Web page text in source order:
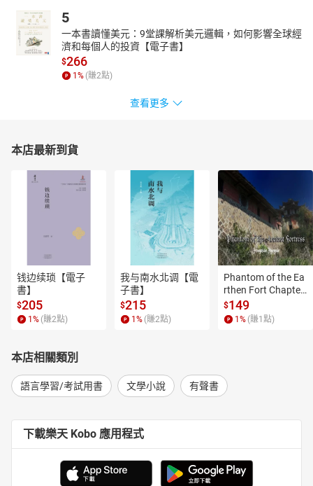
5
一本書讀懂美元：9堂課解析美元邏輯，如何影響全球經
濟和每個人的投資【電子書】
$266
1% (賺2點)
查看更多
本店最新到貨
钱边续琐【電子
書】
$205
1 % (賺2點)
我与南水北调【電
子書】
$215
1 % (賺2點)
Phantom of the Ea
rthen Fort Chapter
4【有聲書】
$149
1 % (賺1 點)
本店相關類別
語言學習/考試用書 文學小說 有聲書
下載樂天 Kobo 應用程式